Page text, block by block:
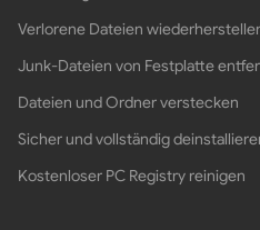
Verlorene Dateien
Junk-Dateien von Festplatte
Dateien und Ordner verstecken
Sicher und vollständig
Kostenloser PC Registry reinigen